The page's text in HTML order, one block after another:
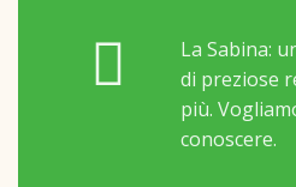
La Sabina:
di preziose
più.
conoscere.